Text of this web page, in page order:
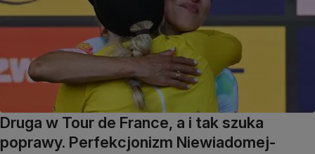
Druga w Tour de France, a i tak szuka
poprawy. Perfekcjonizm Niewiadomej-